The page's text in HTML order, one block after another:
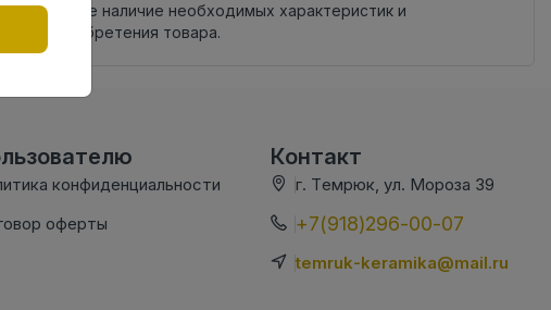
наличие необходимых характеристик и
приобретения товара.
конфиденциальности
оферты
Контакт
г. Темрюк, ул. Мороза 39
+7(918)296-00-07
temruk-keramika@mail.ru